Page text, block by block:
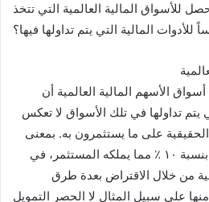
للأسواق المالية العالمية التي تتخذ
المالية التي يتم تداولها فيها؟
الأسهم المالية العالمية أن
يتم تداولها في تلك الأسواق لا تعكس
على ما يستثمرون به. بمعنى
آخر، أن غالبية الصفقات تتم بنسبة ١٠ ٪ مما يملكه المستثمر، في
الـ ٩٠٪ المتبقية من خلال الاقتراض بعدة طرق
على سبيل المثال لا الحصر التمويل